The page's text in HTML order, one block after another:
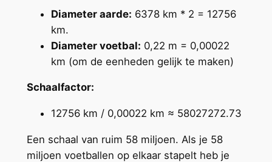
Diameter aarde: 6378 km * 2 = 12756
km.
Diameter voetbal: 0,22 m = 0,00022
km (om de eenheden gelijk te maken)
Schaalfactor:
12756 km / 0,00022 km ≈ 58027272.73
Een schaal van ruim 58 miljoen. Als je 58
miljoen voetballen op elkaar stapelt heb je